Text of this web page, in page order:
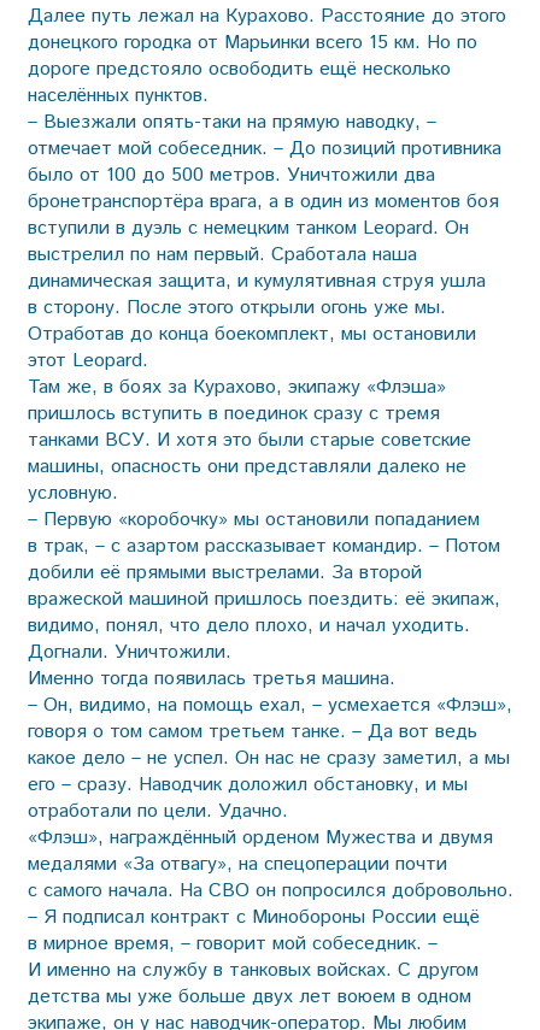
Далее путь лежал на Курахово. Расстояние до этого
донецкого городка от Марьинки всего 15 км. Но по
дороге предстояло освободить ещё несколько
населённых пунктов.
– Выезжали опять-таки на прямую наводку, –
отмечает мой собеседник. – До позиций противника
было от 100 до 500 метров. Уничтожили два
бронетранспортёра врага, а в один из моментов боя
вступили в дуэль с немецким танком Leopard. Он
выстрелил по нам первый. Сработала наша
динамическая защита, и кумулятивная струя ушла
в сторону. После этого открыли огонь уже мы.
Отработав до конца боекомплект, мы остановили
этот Leopard.
Там же, в боях за Курахово, экипажу «Флэша»
пришлось вступить в поединок сразу с тремя
танками ВСУ. И хотя это были старые советские
машины, опасность они представляли далеко не
условную.
– Первую «коробочку» мы остановили попаданием
в трак, – с азартом рассказывает командир. – Потом
добили её прямыми выстрелами. За второй
вражеской машиной пришлось поездить: её экипаж,
видимо, понял, что дело плохо, и начал уходить.
Догнали. Уничтожили.
Именно тогда появилась третья машина.
– Он, видимо, на помощь ехал, – усмехается «Флэш»,
говоря о том самом третьем танке. – Да вот ведь
какое дело – не успел. Он нас не сразу заметил, а мы
его – сразу. Наводчик доложил обстановку, и мы
отработали по цели. Удачно.
«Флэш», награждённый орденом Мужества и двумя
медалями «За отвагу», на спецоперации почти
с самого начала. На СВО он попросился добровольно.
– Я подписал контракт с Минобороны России ещё
в мирное время, – говорит мой собеседник. –
И именно на службу в танковых войсках. С другом
детства мы уже больше двух лет воюем в одном
экипаже, он у нас наводчик-оператор. Мы любим